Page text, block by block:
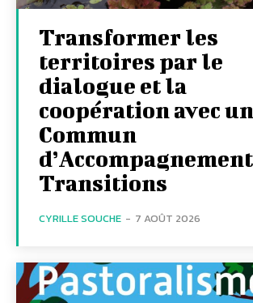
Transformer les
territoires par le
dialogue et la
coopération avec un
Commun
Transitions
CYRILLE SOUCHE - 7 AOÛT 2026